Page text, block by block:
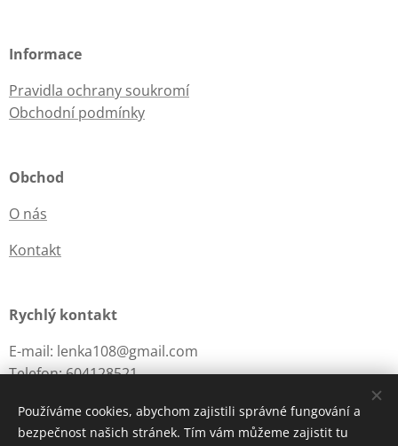
Informace
Pravidla ochrany soukromí
Obchodní podmínky
Obchod
O nás
Kontakt
Rychlý kontakt
E-mail: lenka108@gmail.com
Telefon: 604128521
Cookies
Používáme cookies, abychom zajistili správné fungování a
bezpečnost našich stránek. Tím vám můžeme zajistit tu